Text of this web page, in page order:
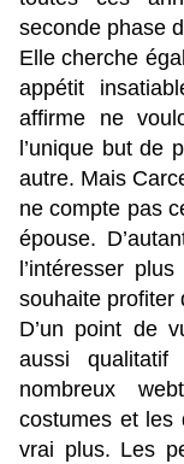
seconde phase
Elle cherche
appétit
affirme ne
l’unique but de
autre. Mais
ne compte pas
épouse.
l’intéresser
souhaite profiter
D’un point de
aussi
nombreux
costumes et les
vrai plus. Les